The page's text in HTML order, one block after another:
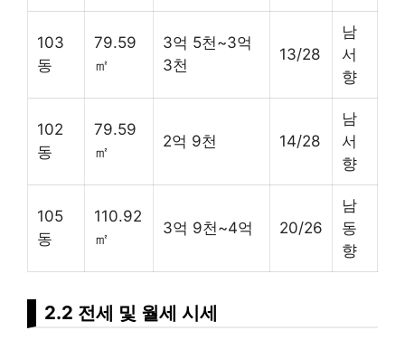
103
동
79.59
㎡
3억 5천~3억
3천
13/28
남
서
향
102
동
79.59
㎡
2억 9천 14/28
남
서
향
105
동
110.92
㎡
3억 9천~4억 20/26
남
동
향
2.2 전세 및 월세 시세